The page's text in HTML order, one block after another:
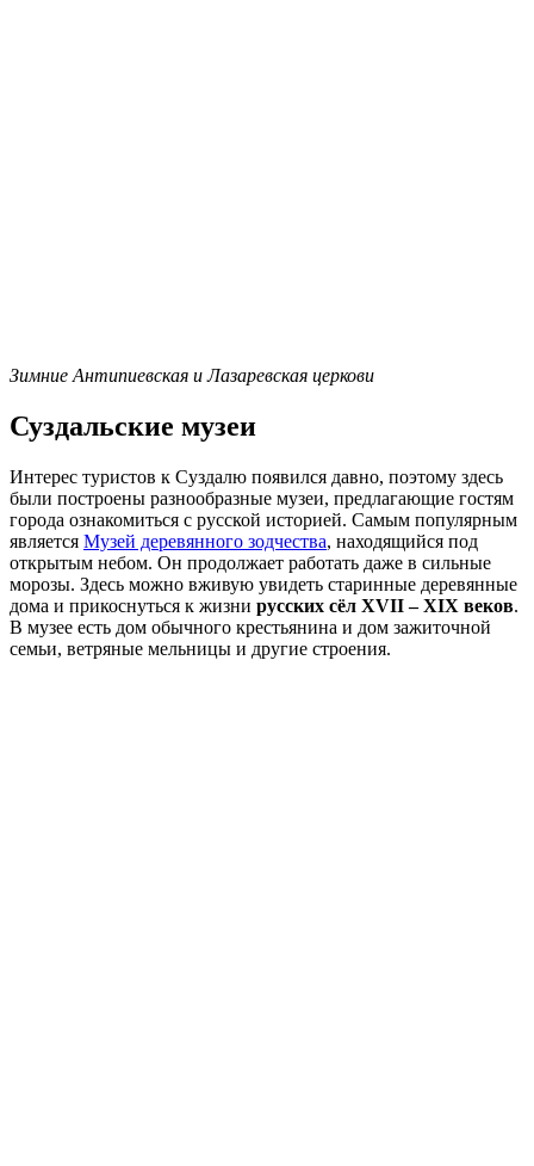
Зимние Антипиевская и Лазаревская церкови
Суздальские музеи
Интерес туристов к Суздалю появился давно, поэтому здесь
были построены разнообразные музеи, предлагающие гостям
города ознакомиться с русской историей. Самым популярным
является Музей деревянного зодчества, находящийся под
открытым небом. Он продолжает работать даже в сильные
морозы. Здесь можно вживую увидеть старинные деревянные
дома и прикоснуться к жизни русских сёл XVII – XIX веков.
В музее есть дом обычного крестьянина и дом зажиточной
семьи, ветряные мельницы и другие строения.